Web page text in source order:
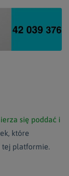
się poddać i
które
tej platformie.